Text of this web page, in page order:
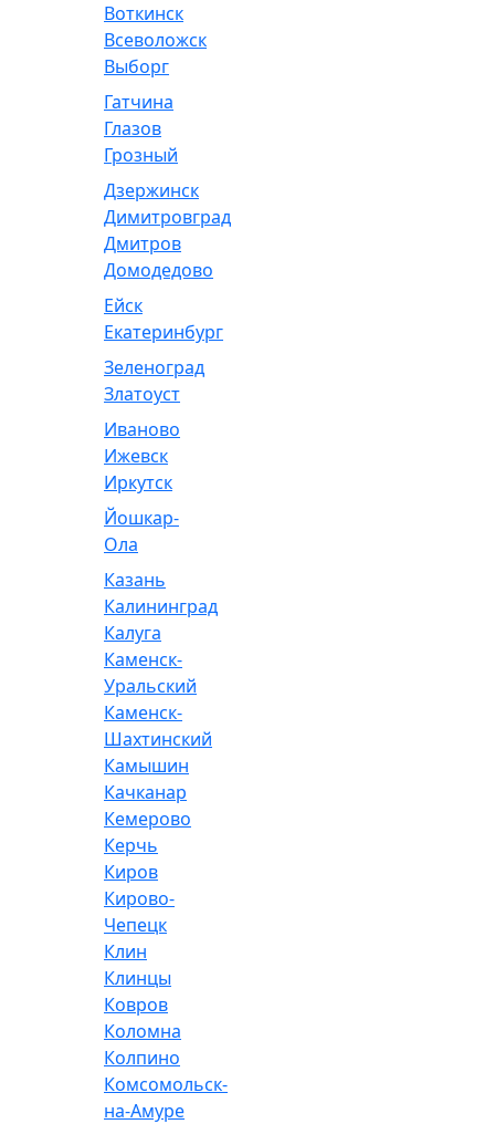
Воткинск
Всеволожск
Выборг
Гатчина
Глазов
Грозный
Дзержинск
Димитровград
Дмитров
Домодедово
Ейск
Екатеринбург
Зеленоград
Златоуст
Иваново
Ижевск
Иркутск
Йошкар-
Ола
Казань
Калининград
Калуга
Каменск-
Уральский
Каменск-
Шахтинский
Камышин
Качканар
Кемерово
Керчь
Киров
Кирово-
Чепецк
Клин
Клинцы
Ковров
Коломна
Колпино
Комсомольск-
на-Амуре